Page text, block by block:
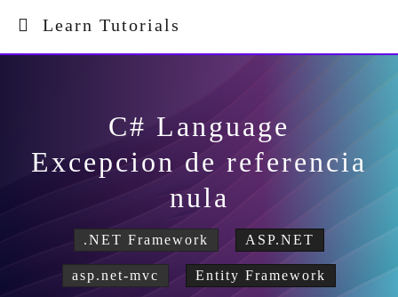
Learn Tutorials
C# Language
Excepcion de referencia
nula
.NET Framework ASP.NET
asp.net-mvc Entity Framework